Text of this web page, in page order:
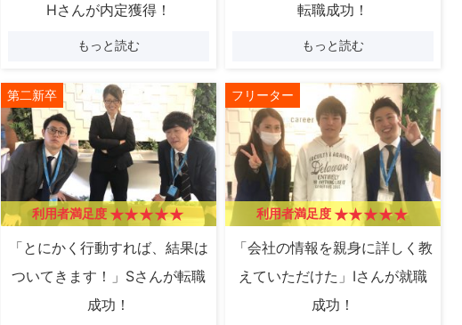
Hさんが内定獲得！
もっと読む
転職成功！
もっと読む
第二新卒
利用者満足度
「とにかく行動すれば、結果は
ついてきます！」Sさんが転職
成功！
フリーター
利用者満足度
「会社の情報を親身に詳しく教
えていただけた」Iさんが就職
成功！